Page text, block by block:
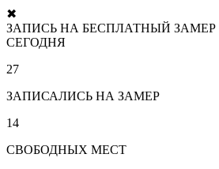
✖
ЗАПИСЬ НА БЕСПЛАТНЫЙ ЗАМЕР
СЕГОДНЯ
27
ЗАПИСАЛИСЬ НА ЗАМЕР
14
СВОБОДНЫХ МЕСТ